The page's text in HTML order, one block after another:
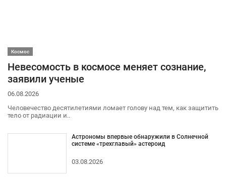
Космос
Невесомость в космосе меняет сознание,
заявили ученые
06.08.2026
Человечество десятилетиями ломает голову над тем, как защитить
тело от радиации и..
Астрономы впервые обнаружили в Солнечной
системе «трехглавый» астероид
03.08.2026